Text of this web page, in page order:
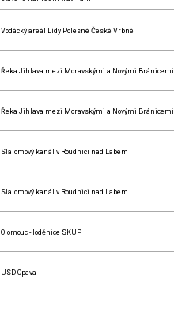
Vodácký areál Lídy Polesné České Vrbné
Řeka Jihlava mezi Moravskými a Novými Bránicemi
Řeka Jihlava mezi Moravskými a Novými Bránicemi
Slalomový kanál v Roudnici nad Labem
Slalomový kanál v Roudnici nad Labem
Olomouc - loděnice SKUP
USD Opava